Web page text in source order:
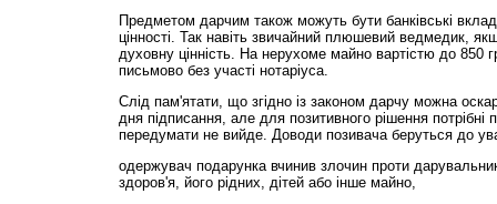
Предметом дарчим також можуть бути банківські
цінності. Так навіть звичайний плюшевий ведмедик,
духовну цінність. На нерухоме майно вартістю до 850
письмово без участі нотаріуса.
Слід пам'ятати, що згідно із законом дарчу можна
дня підписання, але для позитивного рішення потрібні
передумати не вийде. Доводи позивача беруться до
одержувач подарунка вчинив злочин проти
здоров'я, його рідних, дітей або інше майно,